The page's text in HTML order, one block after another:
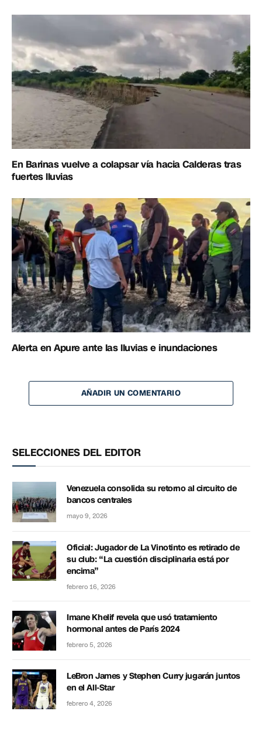
En Barinas vuelve a colapsar vía hacia Calderas tras
fuertes lluvias
Alerta en Apure ante las lluvias e inundaciones
AÑADIR UN COMENTARIO
SELECCIONES DEL EDITOR
Venezuela consolida su retorno al circuito de
bancos centrales
mayo 9, 2026
Oficial: Jugador de La Vinotinto es retirado de
su club: “La cuestión disciplinaria está por
encima”
febrero 16, 2026
Imane Khelif revela que usó tratamiento
hormonal antes de París 2024
febrero 5, 2026
LeBron James y Stephen Curry jugarán juntos
en el All-Star
febrero 4, 2026